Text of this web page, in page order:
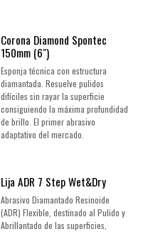
Corona Diamond Spontec
150mm (6")
Esponja técnica con estructura
diamantada. Resuelve pulidos
difíciles sin rayar la superficie
consiguiendo la máxima profundidad
de brillo. El primer abrasivo
adaptativo del mercado.
Lija ADR 7 Step Wet&Dry
Abrasivo Diamantado Resinoide
(ADR) Flexible, destinado al Pulido y
Abrillantado de las superficies,